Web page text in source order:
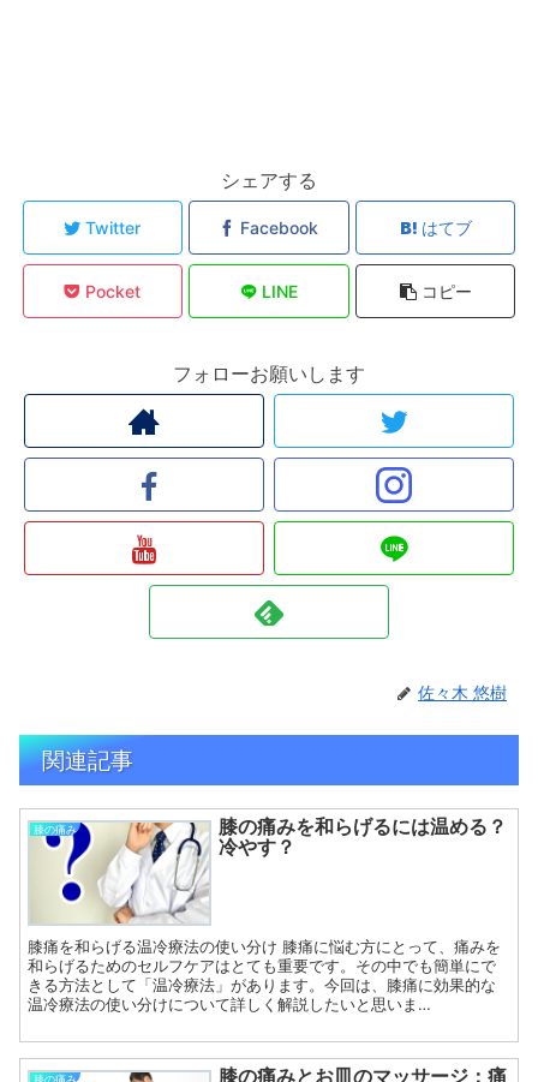
シェアする
Twitter Facebook はてブ
Pocket LINE コピー
フォローお願いします
佐々木 悠樹
関連記事
膝の痛み
膝の痛みを和らげるには温める？
冷やす？
膝痛を和らげる温冷療法の使い分け 膝痛に悩む方にとって、痛みを
和らげるためのセルフケアはとても重要です。その中でも簡単にで
きる方法として「温冷療法」があります。今回は、膝痛に効果的な
温冷療法の使い分けについて詳しく解説したいと思いま…
膝の痛み 膝の痛みとお皿のマッサージ：痛